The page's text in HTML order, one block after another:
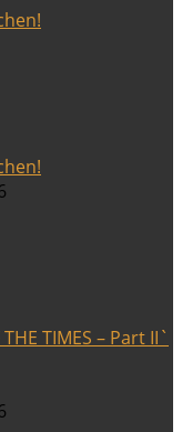
TIMES – Part II`